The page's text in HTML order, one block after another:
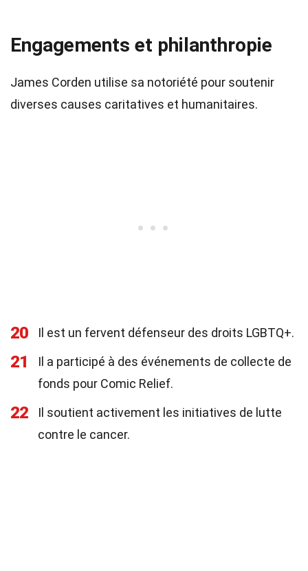
Engagements et philanthropie
James Corden utilise sa notoriété pour soutenir
diverses causes caritatives et humanitaires.
20 Il est un fervent défenseur des droits LGBTQ+.
21
Il a participé à des événements de collecte de
fonds pour Comic Relief.
22
Il soutient activement les initiatives de lutte
contre le cancer.